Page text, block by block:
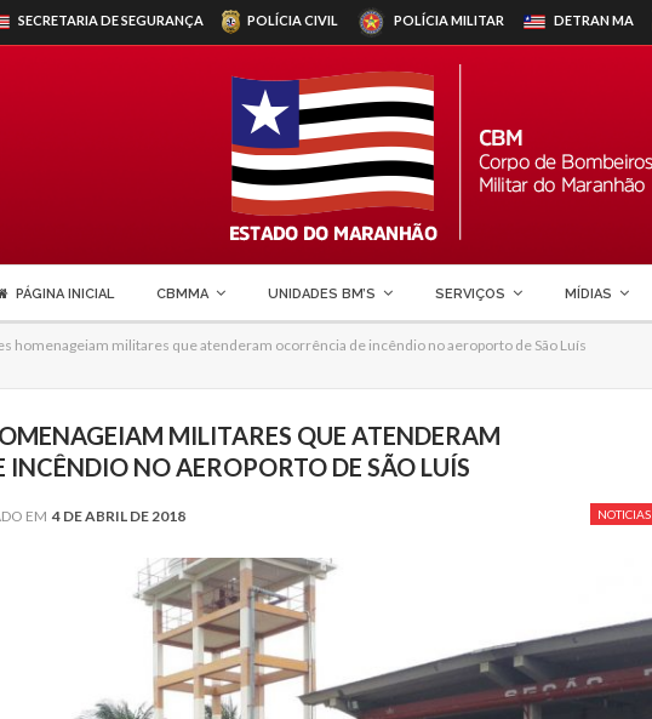
SECRETARIA DE SEGURANÇA POLÍCIA CIVIL POLÍCIA MILITAR DETRANMA
PÁGINA INICIAL CBMMA UNIDADES BM’S SERVIÇOS MÍDIAS
homenageiam militares que atenderam ocorrência de incêndio no aeroporto de São Luís
MILITARES QUE ATENDERAM
INCÊNDIO NO AEROPORTO DE SÃO LUÍS
NOTICIAS
EM 4 DE ABRIL DE 2018